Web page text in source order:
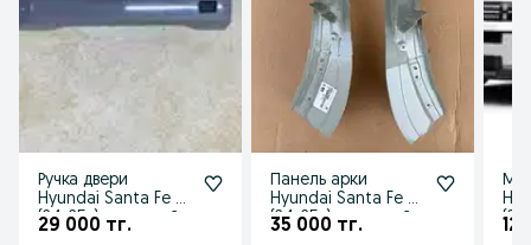
Ручка двери
Hyundai Santa Fe 5
(24-25г) передний
29 000 тг.
Панель арки
Hyundai Santa Fe 5
(24-25г) передний
35 000 тг. 12